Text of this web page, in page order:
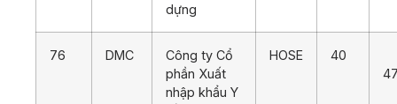
dựng
76 DMC
Công ty Cổ
phần Xuất
nhập khẩu Y
HOSE
40